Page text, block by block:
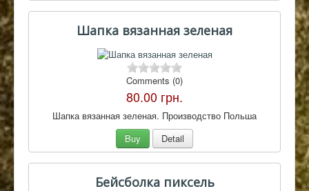
Шапка вязанная зеленая
Comments (0)
80.00 грн.
Шапка вязанная зеленая. Производство Польша
Buy
Detail
Бейсболка пиксель